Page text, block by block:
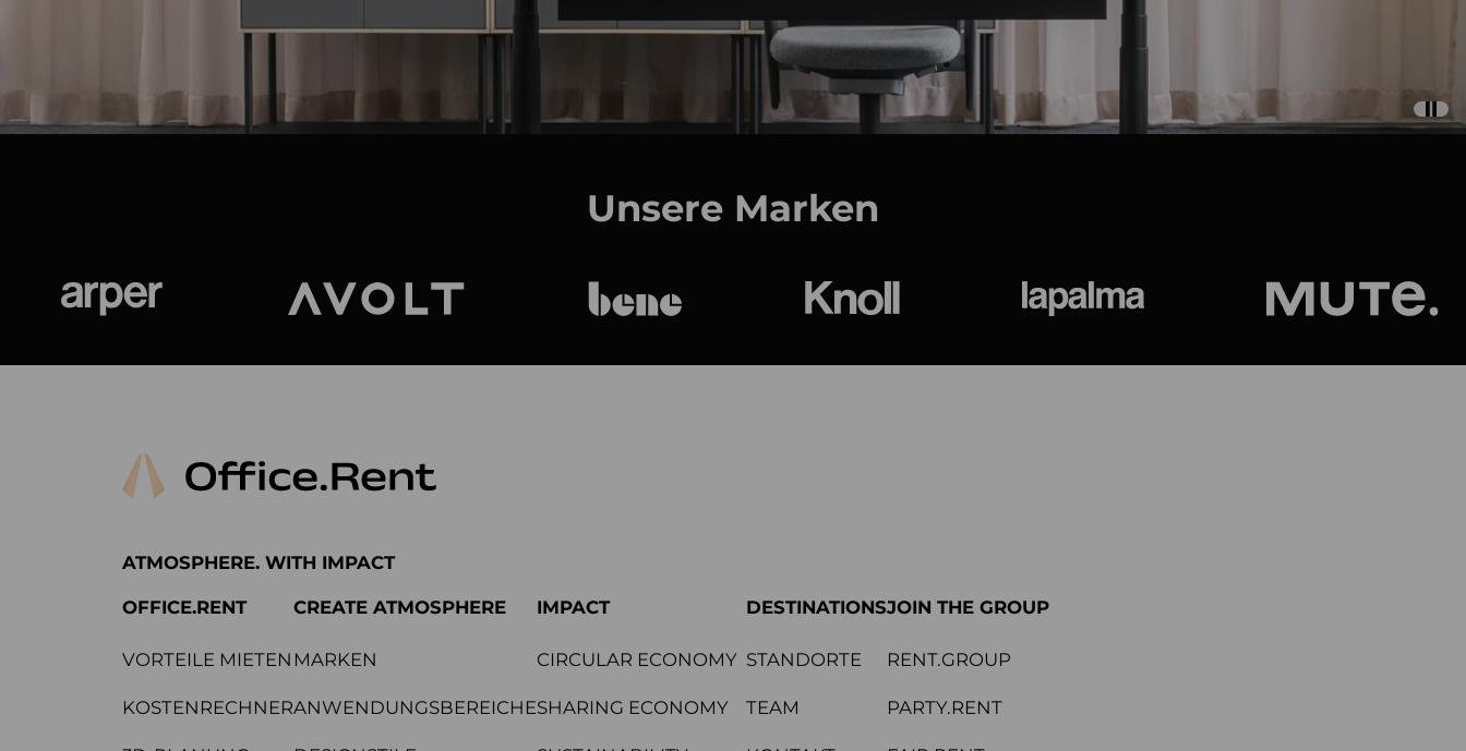
Unsere Marken
ATMOSPHERE. WITH IMPACT
OFFICE.RENT
VORTEILE MIETEN
KOSTENRECHNER
CREATE ATMOSPHERE
MARKEN
ANWENDUNGSBEREICHE
IMPACT
CIRCULAR ECONOMY
SHARING ECONOMY
DESTINATIONS
STANDORTE
TEAM
JOIN THE GROUP
RENT.GROUP
PARTY.RENT